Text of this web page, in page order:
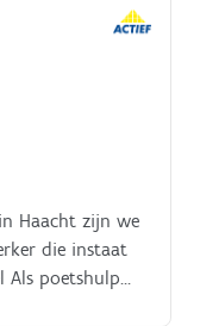
Haacht zijn we
die instaat
Als poetshulp